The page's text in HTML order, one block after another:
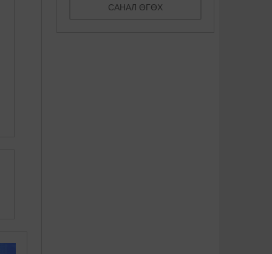
САНАЛ ӨГӨХ